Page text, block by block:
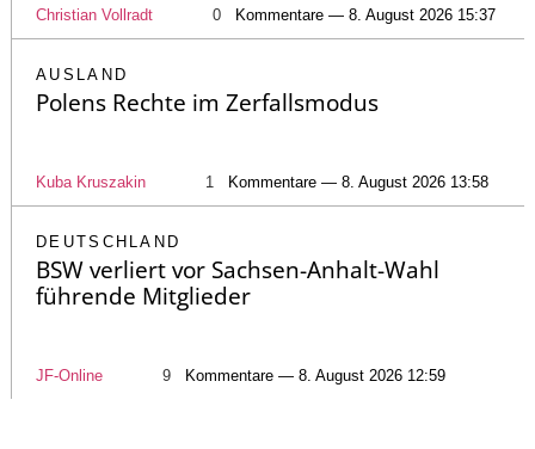
Christian Vollradt 0 Kommentare — 8. August 2026 15:37
AUSLAND
Polens Rechte im Zerfallsmodus
Kuba Kruszakin 1 Kommentare — 8. August 2026 13:58
DEUTSCHLAND
BSW verliert vor Sachsen-Anhalt-Wahl
führende Mitglieder
JF-Online 9 Kommentare — 8. August 2026 12:59